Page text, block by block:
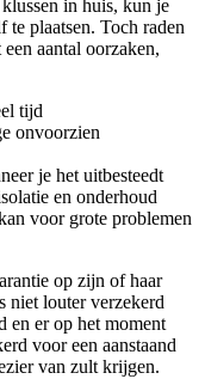
in huis, kun je
plaatsen. Toch raden
aantal oorzaken,
tijd
onvoorzien
je het uitbesteedt
en onderhoud
voor grote problemen
op zijn of haar
niet louter verzekerd
en er op het moment
voor een aanstaand
van zult krijgen.